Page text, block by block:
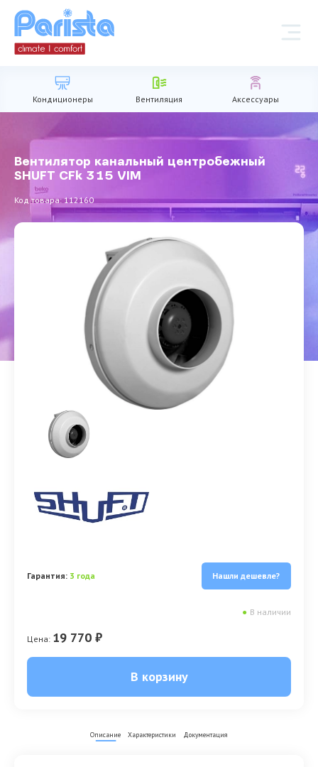
Кондиционеры Вентиляция Аксессуары
Вентилятор канальный центробежный
SHUFT CFk 315 VIM
Код товара: 112160
Гарантия: 3 года Нашли дешевле?
● В наличии
Цена: 19 770 ₽
В корзину
Описание Характеристики Документация